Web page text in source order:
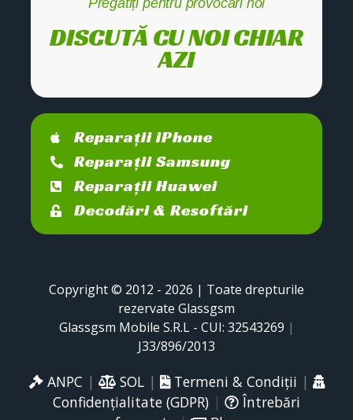
Pregătiți pentru provocări noi
DISCUTĂ CU NOI CHIAR
AZI
Reparații iPhone
Reparații Samsung
Reparații Huawei
Decodări & Resoftări
Copyright © 2012 - 2026 | Toate drepturile
rezervate Glassgsm
Glassgsm Mobile S.R.L - CUI: 32543269 |
J33/896/2013
ANPC | SOL| Termeni & Condiții |
Confidențialitate (GDPR) |
Întrebări